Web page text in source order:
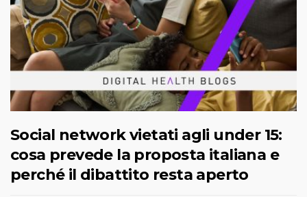
Social network vietati agli under 15:
cosa prevede la proposta italiana e
perché il dibattito resta aperto